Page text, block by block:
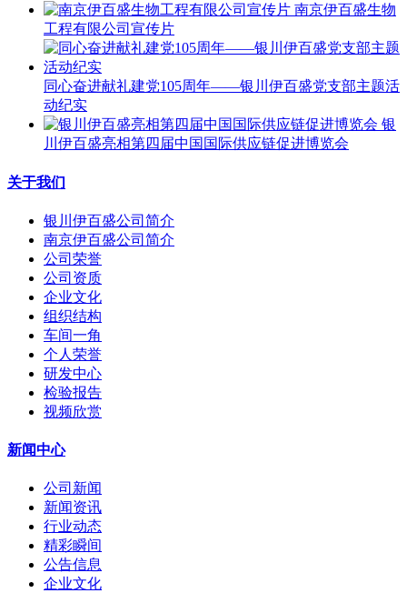
南京伊百盛生物
工程有限公司宣传片
同心奋进献礼建党105周年——银川伊百盛党支部主题活
动纪实
银
川伊百盛亮相第四届中国国际供应链促进博览会
关于我们
银川伊百盛公司简介
南京伊百盛公司简介
公司荣誉
公司资质
企业文化
组织结构
车间一角
个人荣誉
研发中心
检验报告
视频欣赏
新闻中心
公司新闻
新闻资讯
行业动态
精彩瞬间
公告信息
企业文化